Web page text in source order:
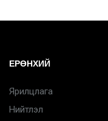
ЕРӨНХИЙ
Ярилцлага
Нийтлэл